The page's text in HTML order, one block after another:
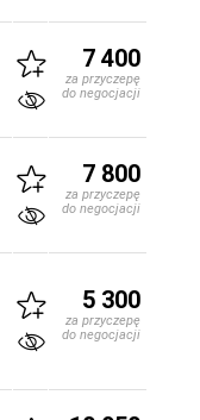
7 400
za przyczepę
do negocjacji
7 800
za przyczepę
do negocjacji
5 300
za przyczepę
do negocjacji